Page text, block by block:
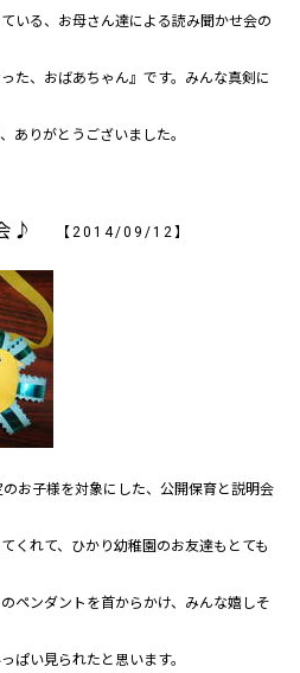
いる、お母さん達による読み聞かせ会の
た、おばあちゃん』です。みんな真剣に
ありがとうございました。
会♪ 【2014/09/12】
お子様を対象にした、公開保育と説明会
くれて、ひかり幼稚園のお友達もとても
ペンダントを首からかけ、みんな嬉しそ
ぱい見られたと思います。